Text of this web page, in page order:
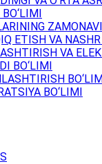
ETISH VA
VA
BO‘LIMI
BO‘LIMI